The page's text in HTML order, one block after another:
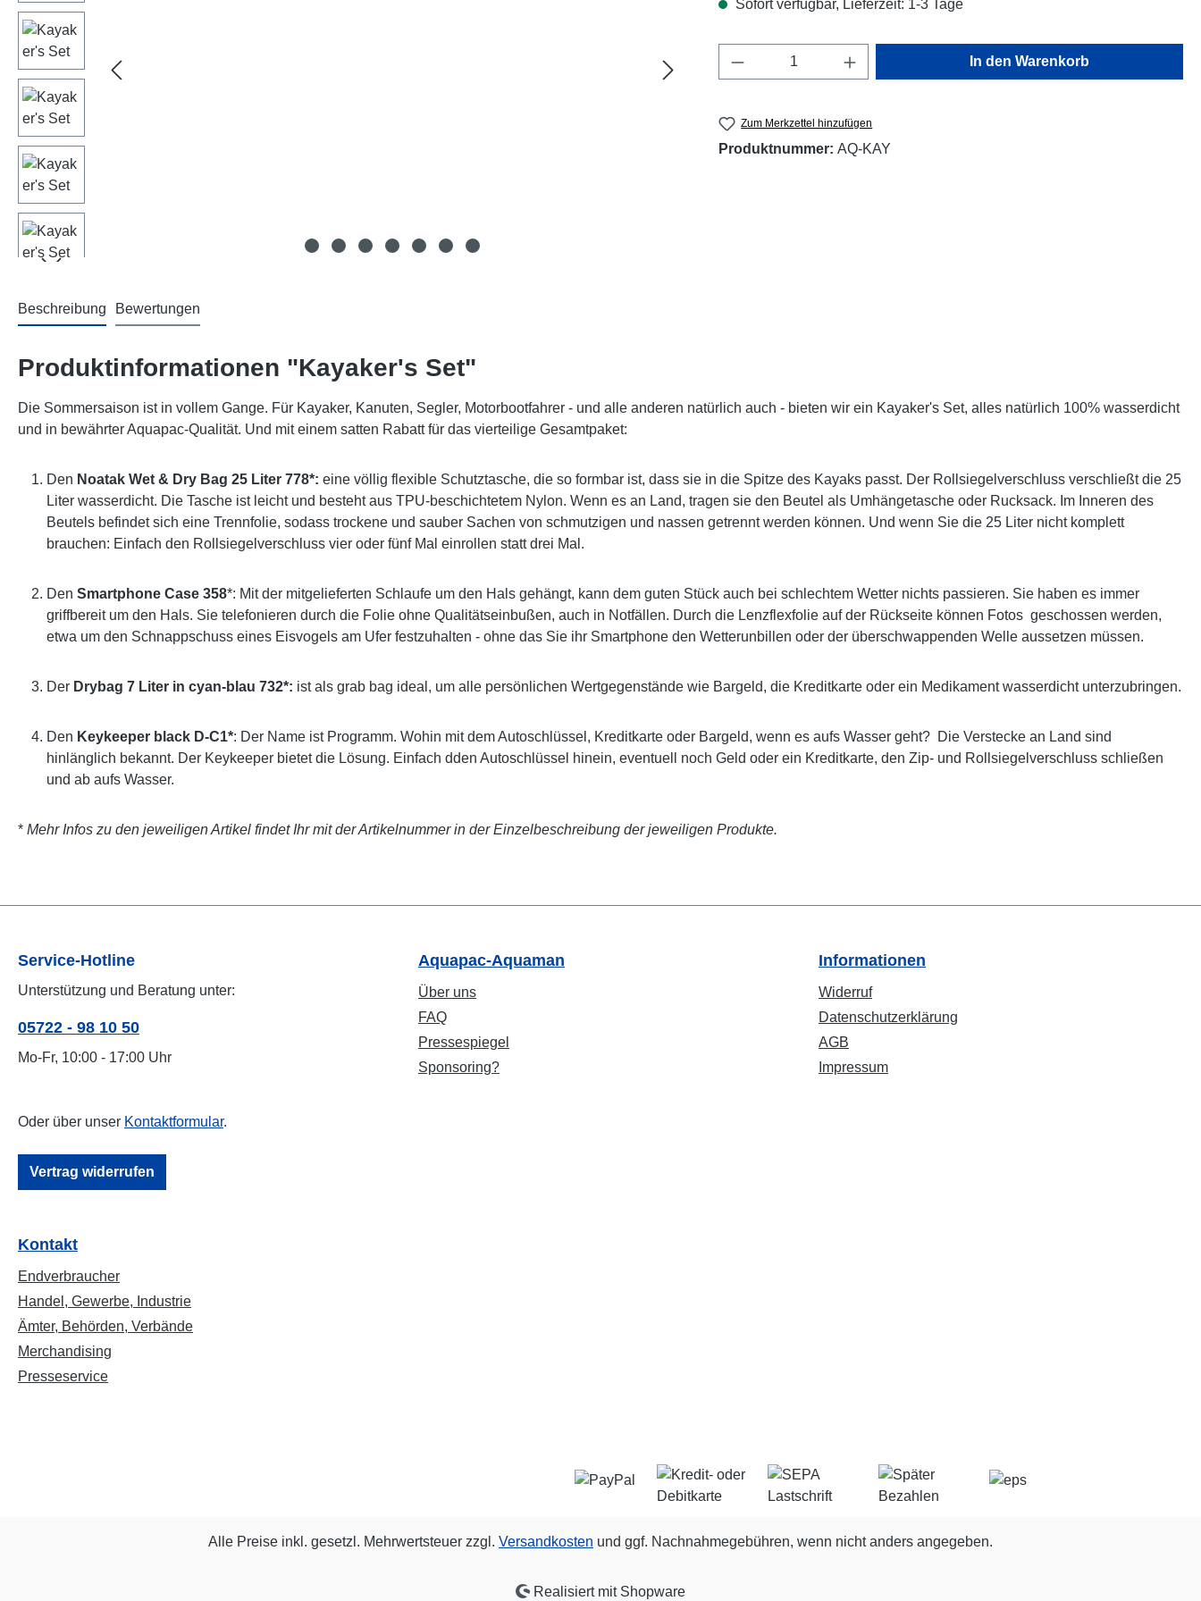
Sofort verfügbar, Lieferzeit: 1-3 Tage
Produkt Anzahl: Gib den gewünschten Wert ein
In den Warenkorb
Zum Merkzettel hinzufügen
Produktnummer: AQ-KAY
Beschreibung Bewertungen
Produktinformationen "Kayaker's Set"
Die Sommersaison ist in vollem Gange. Für Kayaker, Kanuten, Segler, Motorbootfahrer - und alle anderen natürlich auch - bieten wir ein Kayaker's Set, alles natürlich 100% wasserdicht
und in bewährter Aquapac-Qualität. Und mit einem satten Rabatt für das vierteilige Gesamtpaket:
Den Noatak Wet & Dry Bag 25 Liter 778*: eine völlig flexible Schutztasche, die so formbar ist, dass sie in die Spitze des Kayaks passt. Der Rollsiegelverschluss verschließt die 25
Liter wasserdicht. Die Tasche ist leicht und besteht aus TPU-beschichtetem Nylon. Wenn es an Land, tragen sie den Beutel als Umhängetasche oder Rucksack. Im Inneren des
Beutels befindet sich eine Trennfolie, sodass trockene und sauber Sachen von schmutzigen und nassen getrennt werden können. Und wenn Sie die 25 Liter nicht komplett
brauchen: Einfach den Rollsiegelverschluss vier oder fünf Mal einrollen statt drei Mal.
Den Smartphone Case 358*: Mit der mitgelieferten Schlaufe um den Hals gehängt, kann dem guten Stück auch bei schlechtem Wetter nichts passieren. Sie haben es immer
griffbereit um den Hals. Sie telefonieren durch die Folie ohne Qualitätseinbußen, auch in Notfällen. Durch die Lenzflexfolie auf der Rückseite können Fotos geschossen werden,
etwa um den Schnappschuss eines Eisvogels am Ufer festzuhalten - ohne das Sie ihr Smartphone den Wetterunbillen oder der überschwappenden Welle aussetzen müssen.
Der Drybag 7 Liter in cyan-blau 732*: ist als grab bag ideal, um alle persönlichen Wertgegenstände wie Bargeld, die Kreditkarte oder ein Medikament wasserdicht unterzubringen.
Den Keykeeper black D-C1*: Der Name ist Programm. Wohin mit dem Autoschlüssel, Kreditkarte oder Bargeld, wenn es aufs Wasser geht? Die Verstecke an Land sind
hinlänglich bekannt. Der Keykeeper bietet die Lösung. Einfach dden Autoschlüssel hinein, eventuell noch Geld oder ein Kreditkarte, den Zip- und Rollsiegelverschluss schließen
und ab aufs Wasser.
* Mehr Infos zu den jeweiligen Artikel findet Ihr mit der Artikelnummer in der Einzelbeschreibung der jeweiligen Produkte.
Service-Hotline
Unterstützung und Beratung unter:
05722 - 98 10 50
Mo-Fr, 10:00 - 17:00 Uhr
Oder über unser Kontaktformular.
Vertrag widerrufen
Aquapac-Aquaman
Über uns
FAQ
Pressespiegel
Sponsoring?
Informationen
Widerruf
Datenschutzerklärung
AGB
Impressum
Kontakt
Endverbraucher
Handel, Gewerbe, Industrie
Ämter, Behörden, Verbände
Merchandising
Presseservice
Alle Preise inkl. gesetzl. Mehrwertsteuer zzgl. Versandkosten und ggf. Nachnahmegebühren, wenn nicht anders angegeben.
Realisiert mit Shopware